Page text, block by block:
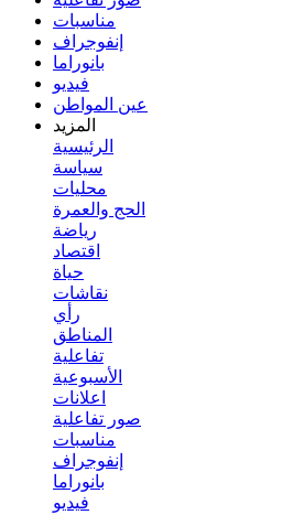
مناسبات
إنفوجراف
بانوراما
فيديو
عين المواطن
المزيد
الرئيسية
سياسة
محليات
الحج والعمرة
رياضة
اقتصاد
حياة
نقاشات
رأي
المناطق
تفاعلية
الأسبوعية
اعلانات
صور تفاعلية
مناسبات
إنفوجراف
بانوراما
فيديو